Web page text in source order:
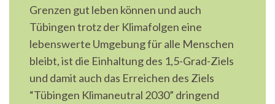
Grenzen gut leben können und auch
Tübingen trotz der Klimafolgen eine
lebenswerte Umgebung für alle Menschen
bleibt, ist die Einhaltung des 1,5-Grad-Ziels
und damit auch das Erreichen des Ziels
“Tübingen Klimaneutral 2030” dringend